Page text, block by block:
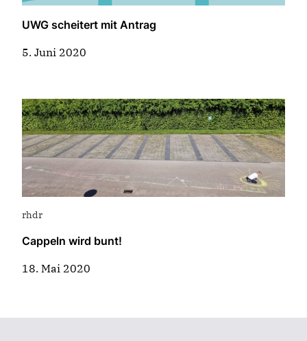
UWG scheitert mit Antrag
5. Juni 2020
rhdr
Cappeln wird bunt!
18. Mai 2020